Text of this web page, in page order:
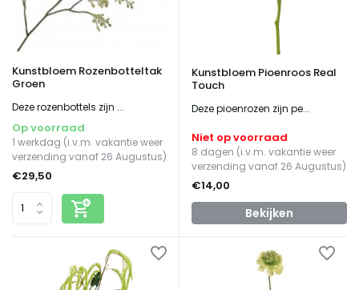
Kunstbloem Rozenbotteltak
Groen
Deze rozenbottels zijn ...
Op voorraad
1 werkdag (i.v.m. vakantie weer
verzending vanaf 26 Augustus)
€29,50
Kunstbloem Pioenroos Real
Touch
Deze pioenrozen zijn pe...
Niet op voorraad
8 dagen (i.v.m. vakantie weer
verzending vanaf 26 Augustus)
€14,00
Bekijken